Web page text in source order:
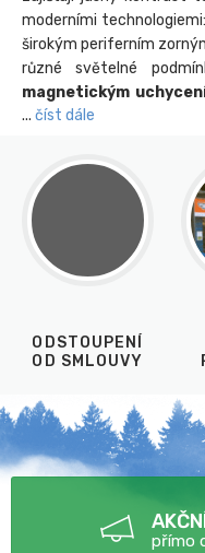
moderními technologiemi:
širokým periferním
různé světelné
magnetickým
brýle nebo varianta
Brýle jsou kompatibilní s
na obličeji a drží i při
pro dospělé i děti, vždy
pohodlí.
Proč brýle od
Pomůžeme vybrat
kombinaci s helmou.
číst dále
ODSTOUPENÍ
OD SMLOUVY
přímo